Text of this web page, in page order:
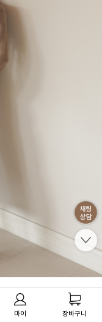
마이 장바구니